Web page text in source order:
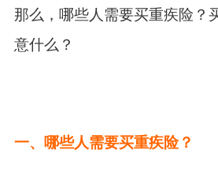
那么，哪些人需要买重疾险？
意什么？
一、 哪些人需要买重疾险？